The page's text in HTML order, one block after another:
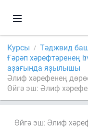
Курсы
Тәджвид
Ғәрәп хәрефтәренең
аҙағында яҙылышы
Әлиф хәрефенең
Өйгә эш: Әлиф
Өйгә эш: Әлиф